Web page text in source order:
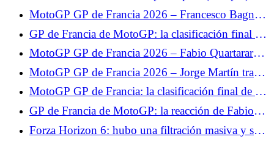
Zarco
mira hacia adelante
MotoGP GP de Francia 2026 – Francesco Bagnaia
advierte a la competición: “Algo está pasando”
GP de Francia de MotoGP: la clasificación final de
la carrera al sprint, Fabio Quartararo en el Top 5,
Johann Zarco se pierde
MotoGP GP de Francia 2026 – Fabio Quartararo
5º en la carrera al sprint: “Hoy no tenía ningún
objetivo”
MotoGP GP de Francia 2026 – Jorge Martín tras
su victoria en la carrera al sprint: “Lo puse todo en
la salida”
MotoGP GP de Francia: la clasificación final de la
carrera, Jorge Martín sermonea a su compañero,
desastre para Francesco Bagnaia
GP de Francia de MotoGP: la reacción de Fabio
Quartararo tras la carrera: "Hicimos un muy buen
trabajo"
Forza Horizon 6: hubo una filtración masiva y se